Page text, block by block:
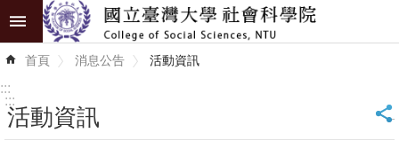
跳到主要內容區塊
進
階
首頁 消息公告 活動資訊
:::
:::
活動資訊 _